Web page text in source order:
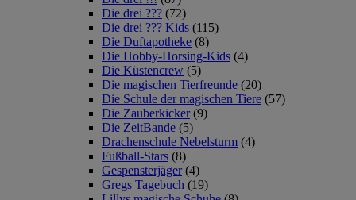
Die drei ??? (72)
Die drei ??? Kids (115)
Die Duftapotheke (8)
Die Hobby-Horsing-Kids (4)
Die Küstencrew (5)
Die magischen Tierfreunde (20)
Die Schule der magischen Tiere (57)
Die Zauberkicker (9)
Die ZeitBande (5)
Drachenschule Nebelsturm (4)
Fußball-Stars (8)
Gespensterjäger (4)
Gregs Tagebuch (19)